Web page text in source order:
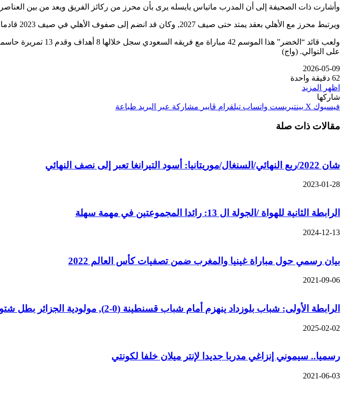
وأشارت ذات الصحيفة إلى أن المدرب ماتياس يايسله يرى بأن محرز من ركائز الفريق ويعد من بين العناصر
ويرتبط محرز مع الأهلي بعقد يمتد حتى صيف 2027, وكان قد انضم إلى صفوف الأهلي في صيف 2023 قادما له من مانشستر سيتي الإنجليزي.
ولعب قائد “الخضر”
على التوالي. (واج)
2026-05-09
62 دقيقة واحدة
اظهر المزيد
شاركها
فيسبوك ‫X بينتيريست واتساب تيلقرام ڤايبر مشاركة عبر البريد طباعة
مقالات ذات صلة
شان 2022/ربع النهائي/السنغال/موريتانيا: أسود التيرانغا تعبر إلى نصف النهائي
2023-01-28
الرابطة الثانية للهواة /الجولة ال 13: رائدا المجموعتين في مهمة سهلة
2024-12-13
بيان رسمي حول مباراة غينيا والمغرب ضمن تصفيات كأس العالم 2022
2021-09-06
الرابطة الأولى: شباب بلوزداد ينهزم أمام شباب قسنطينة (0-2), مولودية الجزائر بطل شتوي
2025-02-02
رسميا.. سيموني إنزاغي مدربا جديدا لإنتر ميلان خلفا لكونتي
2021-06-03